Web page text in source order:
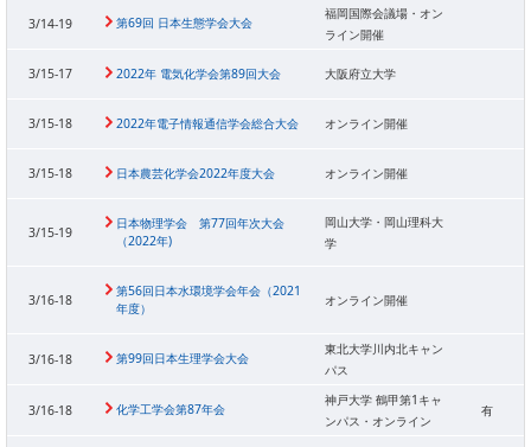
3/14-19 第69回 日本生態学会大会
福岡国際会議場・オン
ライン開催
3/15-17 2022年 電気化学会第89回大会 大阪府立大学
3/15-18 2022年電子情報通信学会総合大会 オンライン開催
3/15-18 日本農芸化学会2022年度大会 オンライン開催
3/15-19
日本物理学会 第77回年次大会
（2022年)
岡山大学・岡山理科大
学
3/16-18
第56回日本水環境学会年会（2021
年度）
オンライン開催
3/16-18 第99回日本生理学会大会
東北大学川内北キャン
パス
3/16-18 化学工学会第87年会
神戸大学 鶴甲第1キャ
ンパス・オンライン
有